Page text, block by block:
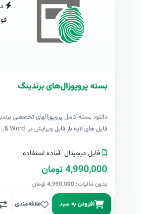
بسته پروپوزال‌های برندینگ
دانلود بسته کامل پروپوزالهای تخصصی
فایل های لایه باز قابل ویرایش در Word &..
فایل دیجیتال آماده استفاده
4,990,000 تومان
بدون مالیات: 4,990,000 تومان
افزودن به سبد علاقه‌مندی